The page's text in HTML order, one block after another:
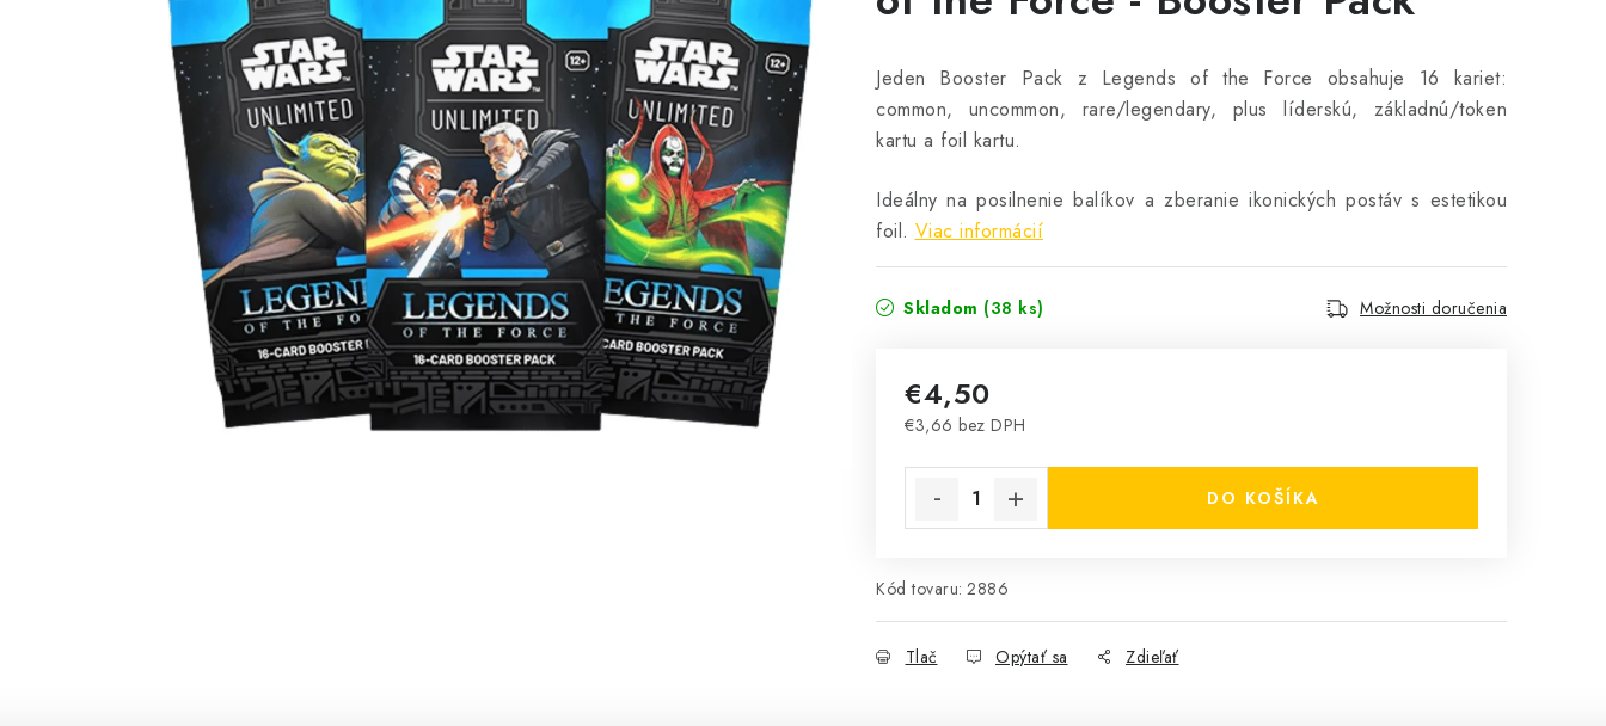
Jeden Booster Pack z Legends of the Force obsahuje 16 kariet:
common, uncommon, rare/legendary, plus líderskú, základnú/token
kartu a foil kartu.
Ideálny na posilnenie balíkov a zberanie ikonických postáv s estetikou
foil. Viac informácií
Skladom (38 ks) Možnosti doručenia
€4,50
€3,66 bez DPH
DO KOŠÍKA
Kód tovaru: 2886
Tlač Opýtať sa Zdieľať